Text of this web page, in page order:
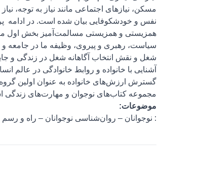
مسکن، نیازهای اجتماعی مانند نیاز به توجه،
نفس و خودشکوفایی بیان شده است. در
همزیستی و همزیستی مسالمت‌آمیز بخش اول
سیاست، رهبری و پیروی، وظیفه ما در جامعه
شغل و نقش انتخاب آگاهانه شغل در زندگی و
آشنایی با خانواده و روابط خانوادگی در عالم
گسترش ارزش‌های خانواده به عنوان اولین
مجموعه کتاب‌های نوجوان و مهارت‌های زندگی
موضوعات:
: نوجوانان – روان‌شناسی نوجوانان – راه و رسم